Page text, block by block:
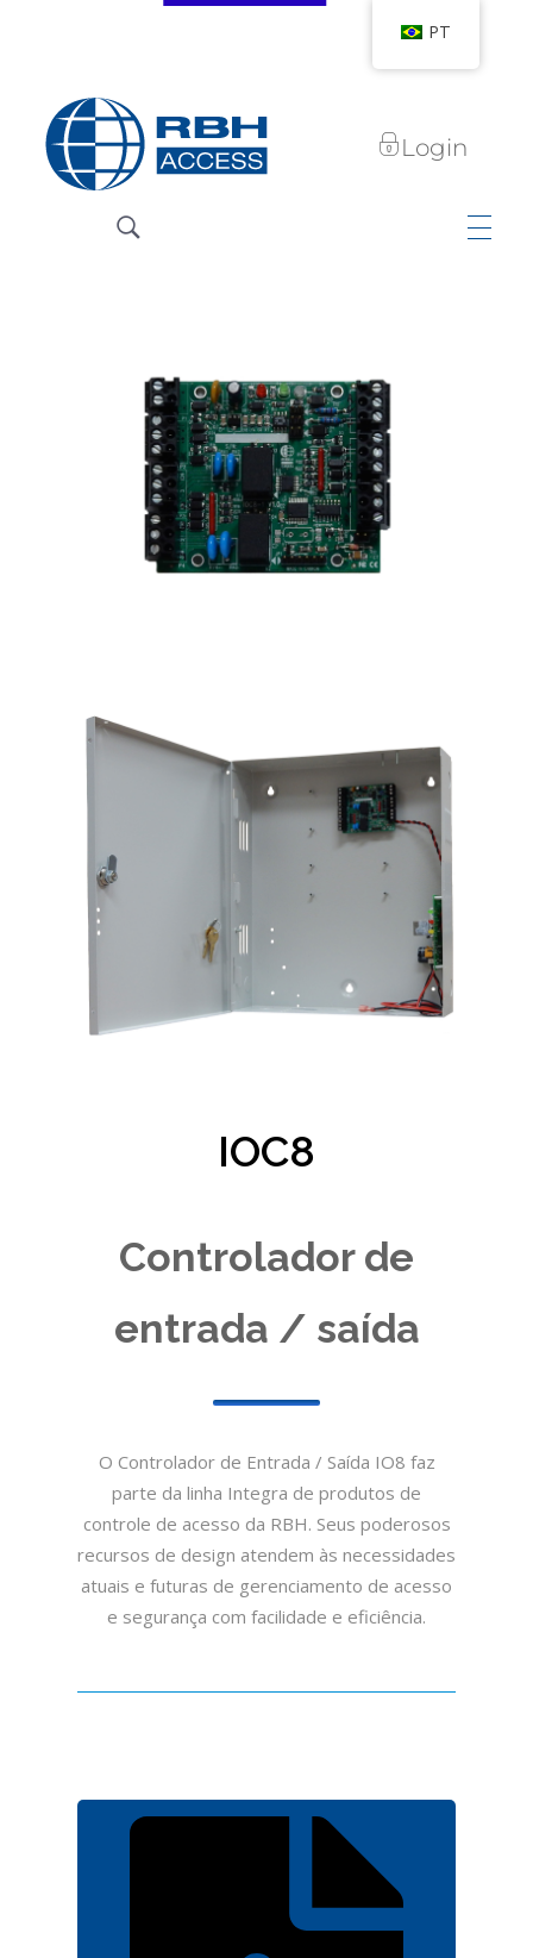
Login
IOC8
Controlador de
entrada / saída
O Controlador de Entrada / Saída IO8 faz
parte da linha Integra de produtos de
controle de acesso da RBH. Seus poderosos
recursos de design atendem às necessidades
atuais e futuras de gerenciamento de acesso
e segurança com facilidade e eficiência.
PT